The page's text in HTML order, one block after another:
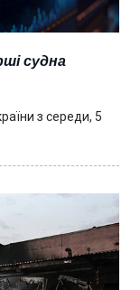
судна
з середи, 5